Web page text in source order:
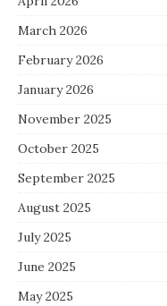
March 2026
February 2026
January 2026
November 2025
October 2025
September 2025
August 2025
July 2025
June 2025
May 2025